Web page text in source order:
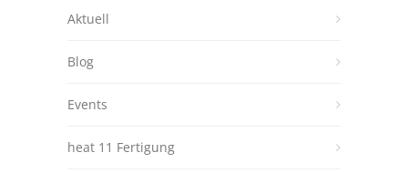
Aktuell
Blog
Events
heat 11 Fertigung